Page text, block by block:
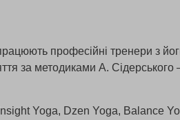
професійні тренери з
за методиками А.
Yoga, Dzen Yoga, Balance